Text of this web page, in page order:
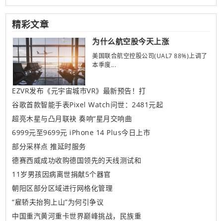
精彩文章
为什么航空股今天上涨
美国联合航空控股公司(UAL7 88%)上调了
本季度...
EZVR发布《元宇宙城市VR》最新预告！打
谷歌首款智能手表Pixel Watch问世：2481元起
超亮木星与凸月联袂 奏响“星月交响曲
6999元至9699元 iPhone 14 Plus今日上市
部分采样点 推延时服务
德赛西威成功收购德国领先的天线测试和
11岁男孩因病离世捐献5个器官
朝阳区部分区域进行网格化管理
“雇轿夫抬狗上山”为何引争议
中国重汽黄河重卡世界巅峰挑战，民族重